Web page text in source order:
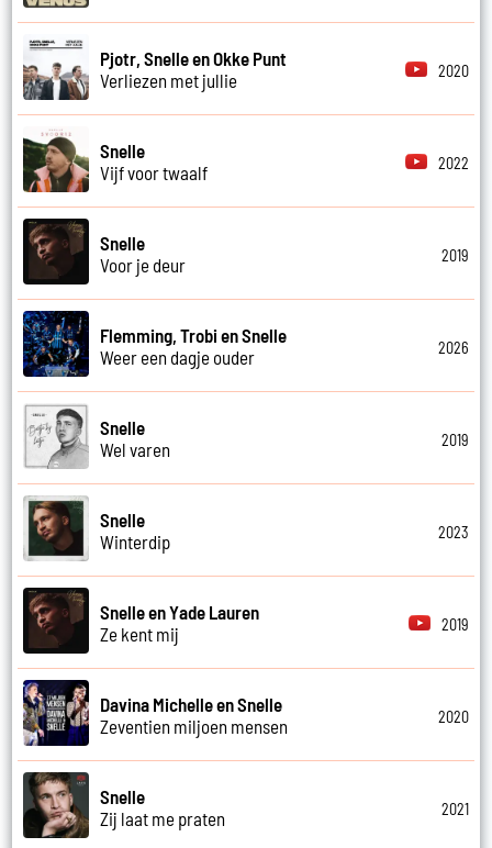
Pjotr, Snelle en Okke Punt
Verliezen met jullie
2020
Snelle
Vijf voor twaalf
2022
Snelle
Voor je deur
2019
Flemming, Trobi en Snelle
Weer een dagje ouder
2026
Snelle
Wel varen
2019
Snelle
Winterdip
2023
Snelle en Yade Lauren
Ze kent mij
2019
Davina Michelle en Snelle
Zeventien miljoen mensen
2020
Snelle
Zij laat me praten
2021